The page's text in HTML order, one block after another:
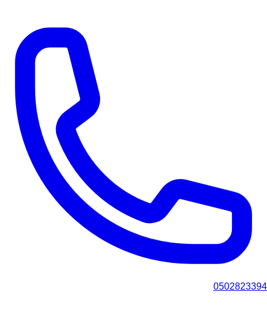
0502823394